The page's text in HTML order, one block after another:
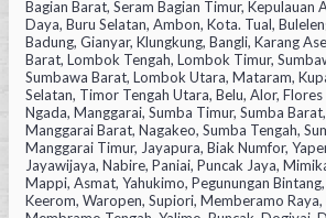
Bagian Barat, Seram Bagian Timur, Kepulauan
Daya, Buru Selatan, Ambon, Kota. Tual,
Badung, Gianyar, Klungkung, Bangli, Karang
Barat, Lombok Tengah, Lombok Timur,
Sumbawa Barat, Lombok Utara, Mataram,
Selatan, Timor Tengah Utara, Belu, Alor, Flores
Ngada, Manggarai, Sumba Timur, Sumba
Manggarai Barat, Nagakeo, Sumba Tengah,
Manggarai Timur, Jayapura, Biak Numfor,
Jayawijaya, Nabire, Paniai, Puncak Jaya,
Mappi, Asmat, Yahukimo, Pegunungan
Keerom, Waropen, Supiori, Memberamo Raya,